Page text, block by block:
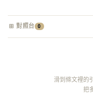
⊞ 對照台 0
滑到條文裡的
把